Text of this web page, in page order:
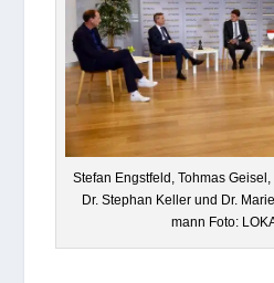
Ste­fan Engst­feld, Toh­mas
Dr. Ste­phan Kel­ler und Dr.
mann Foto: